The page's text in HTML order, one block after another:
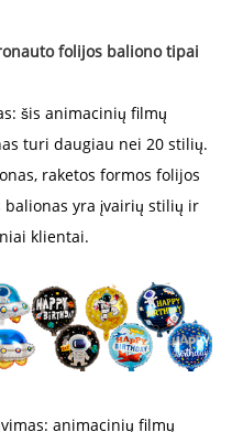
folijos baliono tipai
šis animacinių filmų
turi daugiau nei 20 stilių.
raketos formos folijos
balionas yra įvairių stilių ir
klientai.
animacinių filmų